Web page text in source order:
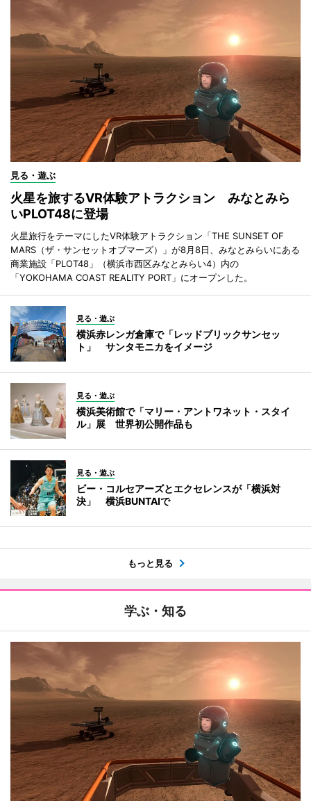
見る・遊ぶ
火星を旅するVR体験アトラクション みなとみら
いPLOT48に登場
火星旅行をテーマにしたVR体験アトラクション「THE SUNSET OF
MARS（ザ・サンセットオブマーズ）」が8月8日、みなとみらいにある
商業施設「PLOT48」（横浜市西区みなとみらい4）内の
「YOKOHAMA COAST REALITY PORT」にオープンした。
見る・遊ぶ
横浜赤レンガ倉庫で「レッドブリックサンセッ
ト」 サンタモニカをイメージ
見る・遊ぶ
横浜美術館で「マリー・アントワネット・スタイ
ル」展 世界初公開作品も
見る・遊ぶ
ビー・コルセアーズとエクセレンスが「横浜対
決」 横浜BUNTAIで
もっと見る
学ぶ・知る